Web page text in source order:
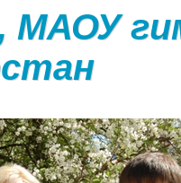
МАОУ